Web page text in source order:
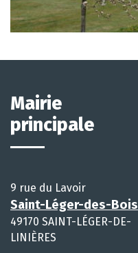
Mairie
principale
9 rue du Lavoir
Saint-Léger-des-Bois
49170 SAINT-LÉGER-DE-
LINIÈRES